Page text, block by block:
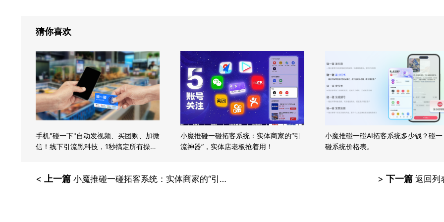
猜你喜欢
手机"碰一下"自动发视频、买团购、加微
信！线下引流黑科技，1秒搞定所有操
小魔推碰一碰拓客系统：实体商家的“引
流神器”，实体店老板抢着用！
小魔推碰一碰AI拓客系统多少钱？碰一
碰系统价格表。
< 上一篇 小魔推碰一碰拓客系统：实体商家的“引流神器”，实体店老板抢着用！ > 下一篇 返回列